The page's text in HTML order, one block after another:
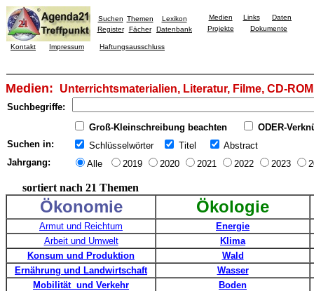
Suchen Themen
Lexikon
Register
Fächer Datenbank
Medien Links
Daten
Projekte
Dokumente
Kontakt Impressum Haftungsausschluss
Medien: Unterrichtsmaterialien, Literatur, Filme, CD-
Suchbegriffe:
Groß-Kleinschreibung beachten
ODER-
Suchen in:
Schlüsselwörter Titel
Abstract
Jahrgang:
Alle 2019 2020 2021 2022 2023
sortiert nach 21 Themen
Ökonomie Ökologie
Armut und Reichtum
Energie
Arbeit und Umwelt
Klima
Konsum und Produktion
Wald
Ernährung und Landwirtschaft
Wasser
Mobilität und Verkehr
Boden